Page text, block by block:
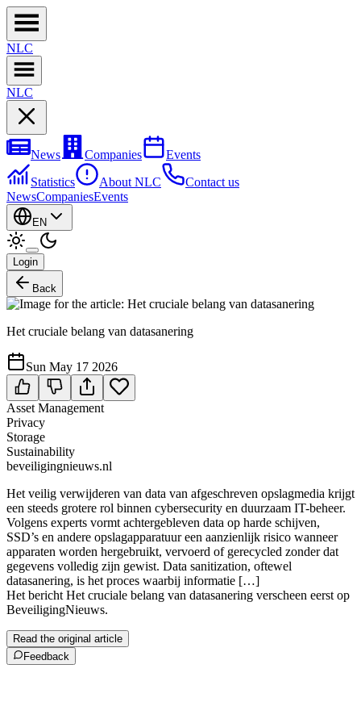
NLC
NLC
News Companies
Events
Statistics
About NLC
Contact us
NewsCompaniesEvents
EN
Login
Back
Het cruciale belang van datasanering
Sun May 17 2026
Asset Management
Privacy
Storage
Sustainability
beveiligingnieuws.nl
Het veilig verwijderen van data van afgeschreven opslagmedia krijgt
een steeds grotere rol binnen cybersecurity en duurzaam IT-beheer.
Volgens experts vormt achtergebleven data op harde schijven,
SSD’s en andere opslagapparatuur een aanzienlijk risico wanneer
apparaten worden hergebruikt, vervoerd of gerecycled zonder dat
gegevens volledig zijn gewist. Data sanitization, oftewel
datasanering, is het proces waarbij informatie […]
Het bericht Het cruciale belang van datasanering verscheen eerst op
BeveiligingNieuws.
Read the original article
Feedback